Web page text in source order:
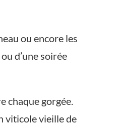
ou encore les
d’une soirée
chaque gorgée.
viticole vieille de